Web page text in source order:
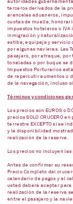
autoridades
terceros derivados de la
aranceles aduaneros,
cuotas de muelle,
impuestos hoteleros o
inmigración y
estiba, equipaje y servicio
por algunas navieras. Las
pasajero, por atraque, por
toneladas o por buque se
Impuestos Porturarios
de repercutir aumentos o
de la navegación, incluso
Términos y condiciones
Los precios son EUROS o
precios SOLO CRUCERO
terrestre EXCEPTO si se
y la disponibilidad
realización de la reserva.
Los precios no incluyen
Antes de confirmar su
Precio Completo del
calendario de pagos y el
usted deberá aceptar
realización de la reserva
entre el pasajero y la